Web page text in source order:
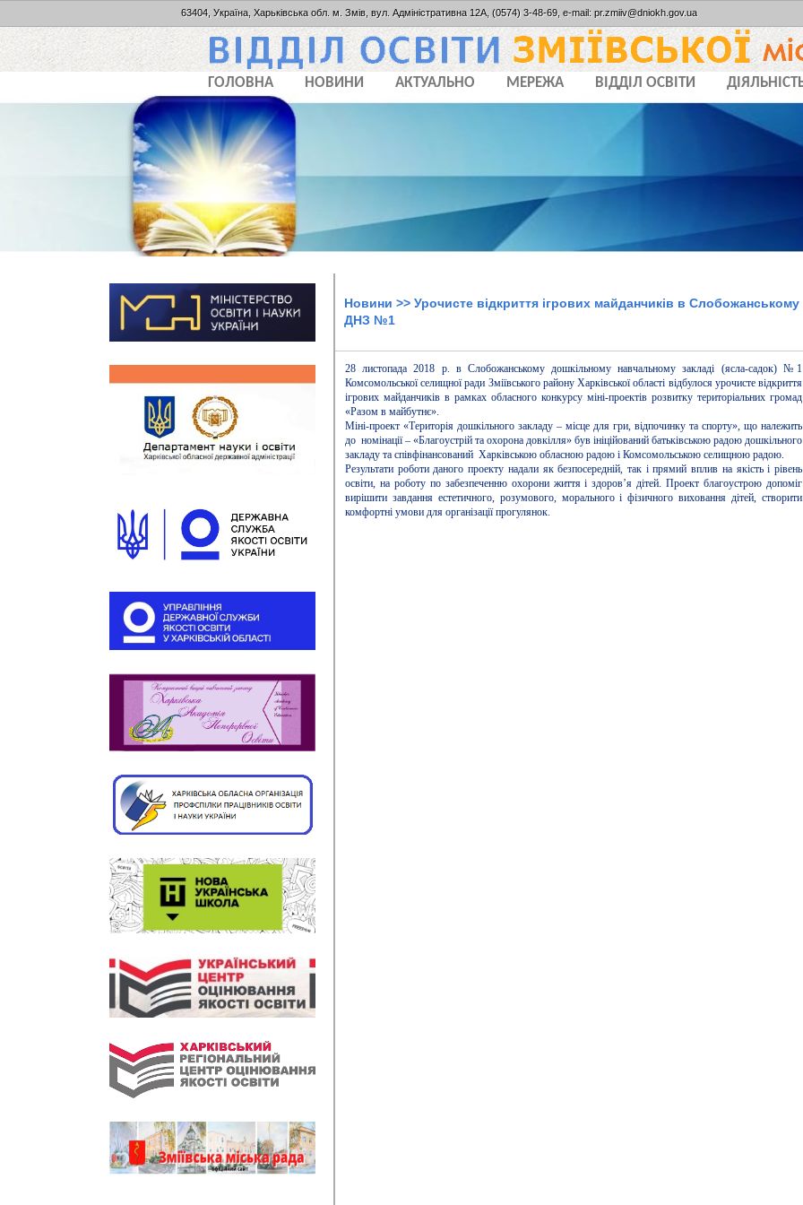
63404, Україна, Харьківська обл. м. Змів, вул. Адміністративна 12А, (0574) 3-48-69, e-mail: pr.zmiiv@dniokh.gov.ua
ГОЛОВНА НОВИНИ АКТУАЛЬНО МЕРЕЖА ВІДДІЛ ОСВІТИ
Новини >> Урочисте відкриття ігрових майданчиків в Слобожанському
ДНЗ №1
28 листопада 2018 р. в Слобожанському дошкільному навчальному закладі (ясла-садок) №1
Комсомольської селищної ради Зміївського району Харківської області відбулося урочисте відкриття
ігрових майданчиків в рамках обласного конкурсу міні-проектів розвитку територіальних громад
«Разом в майбутнє».
Міні-проект «Територія дошкільного закладу – місце для гри, відпочинку та спорту», що належить
до номінації – «Благоустрій та охорона довкілля» був ініційований батьківською радою дошкільного
закладу та співфінансований Харківською обласною радою і Комсомольською селищною радою.
Результати роботи даного проекту надали як безпосередній, так і прямий вплив на якість і рівень
освіти, на роботу по забезпеченню охорони життя і здоров’я дітей. Проект благоустрою допоміг
вирішити завдання естетичного, розумового, морального і фізичного виховання дітей, створити
комфортні умови для організації прогулянок.